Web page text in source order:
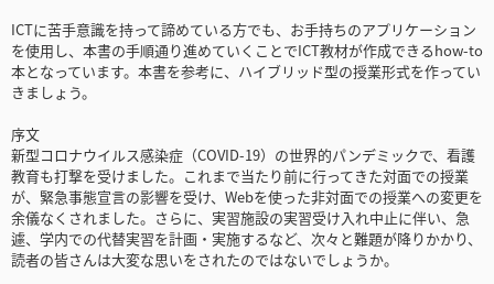
ICTに苦手意識を持って諦めている方でも、お手持ちのアプリケーション
を使用し、本書の手順通り進めていくことでICT教材が作成できるhow-to
本となっています。本書を参考に、ハイブリッド型の授業形式を作ってい
きましょう。
序文
新型コロナウイルス感染症（COVID-19）の世界的パンデミックで、看護
教育も打撃を受けました。これまで当たり前に行ってきた対面での授業
が、緊急事態宣言の影響を受け、Webを使った非対面での授業への変更を
余儀なくされました。さらに、実習施設の実習受け入れ中止に伴い、急
遽、学内での代替実習を計画・実施するなど、次々と難題が降りかかり、
読者の皆さんは大変な思いをされたのではないでしょうか。